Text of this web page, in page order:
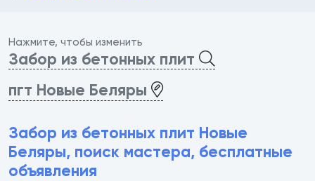
Нажмите, чтобы изменить
Забор из бетонных плит
пгт Новые Беляры
Забор из бетонных плит Новые
Беляры, поиск мастера, бесплатные
объявления